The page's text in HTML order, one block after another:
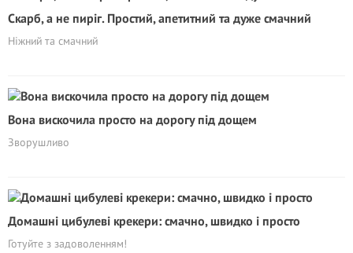
Скарб, а не пиріг. Простий, апетитний та дуже смачний
Ніжний та смачний
Вона вискочила просто на дорогу під дощем
Зворушливо
Домашні цибулеві крекери: смачно, швидко і просто
Готуйте з задоволенням!